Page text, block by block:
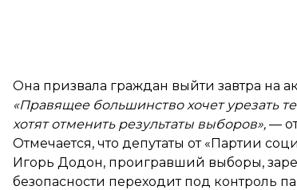
Она призвала граждан выйти завтра на
«Правящее большинство хочет урезать
хотят отменить результаты выборов», —
Отмечается, что депутаты от «Партии
Игорь Додон, проигравший выборы,
безопасности переходит под контроль